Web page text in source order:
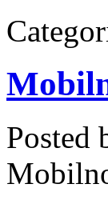
Posted